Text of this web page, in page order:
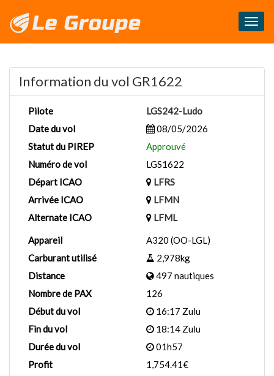
Information du vol GR1622
Pilote
LGS242-Ludo
Date du vol
08/05/2026
Statut du PIREP
Approuvé
Numéro de vol
LGS1622
Départ ICAO
LFRS
Arrivée ICAO
LFMN
Alternate ICAO
LFML
Appareil
A320 (OO-LGL)
Carburant utilisé
2,978kg
Distance
497 nautiques
Nombre de PAX
126
Début du vol
16:17 Zulu
Fin du vol
18:14 Zulu
Durée du vol
01h57
Profit
1,754.41€